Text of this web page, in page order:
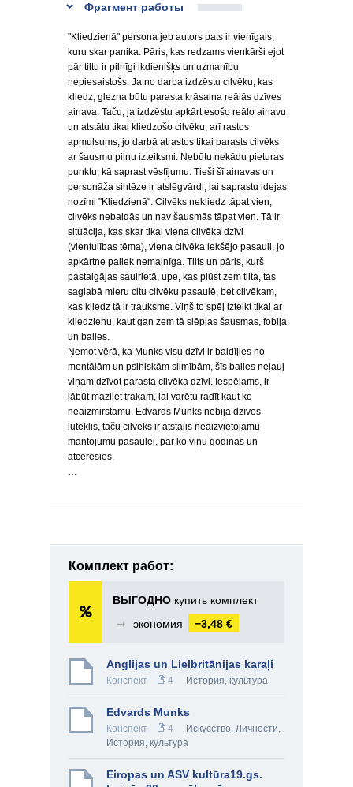
Фрагмент работы
"Kliedzienā" persona jeb autors pats ir vienīgais,
kuru skar panika. Pāris, kas redzams vienkārši ejot
pār tiltu ir pilnīgi ikdienišķs un uzmanību
nepiesaistošs. Ja no darba izdzēstu cilvēku, kas
kliedz, glezna būtu parasta krāsaina reālās dzīves
ainava. Taču, ja izdzēstu apkārt esošo reālo ainavu
un atstātu tikai kliedzošo cilvēku, arī rastos
apmulsums, jo darbā atrastos tikai parasts cilvēks
ar šausmu pilnu izteiksmi. Nebūtu nekādu pieturas
punktu, kā saprast vēstījumu. Tieši šī ainavas un
personāža sintēze ir atslēgvārdi, lai saprastu idejas
nozīmi "Kliedzienā". Cilvēks nekliedz tāpat vien,
cilvēks nebaidās un nav šausmās tāpat vien. Tā ir
situācija, kas skar tikai viena cilvēka dzīvi
(vientulības tēma), viena cilvēka iekšējo pasauli, jo
apkārtne paliek nemainīga. Tilts un pāris, kurš
pastaigājas saulrietā, upe, kas plūst zem tilta, tas
saglabā mieru citu cilvēku pasaulē, bet cilvēkam,
kas kliedz tā ir trauksme. Viņš to spēj izteikt tikai ar
kliedzienu, kaut gan zem tā slēpjas šausmas, fobija
un bailes.
Ņemot vērā, ka Munks visu dzīvi ir baidījies no
mentālām un psihiskām slimībām, šīs bailes neļauj
viņam dzīvot parasta cilvēka dzīvi. Iespējams, ir
jābūt mazliet trakam, lai varētu radīt kaut ko
neaizmirstamu. Edvards Munks nebija dzīves
luteklis, taču cilvēks ir atstājis neaizvietojamu
mantojumu pasaulei, par ko viņu godinās un
atcerēsies.
…
Комплект работ:
ВЫГОДНО купить комплект
➞
экономия −3,48 €
Anglijas un Lielbritānijas karaļi
Конспект 4 История, культура
Edvards Munks
Конспект 4 Искусство, Личности,
История, культура
Eiropas un ASV kultūra19.gs.